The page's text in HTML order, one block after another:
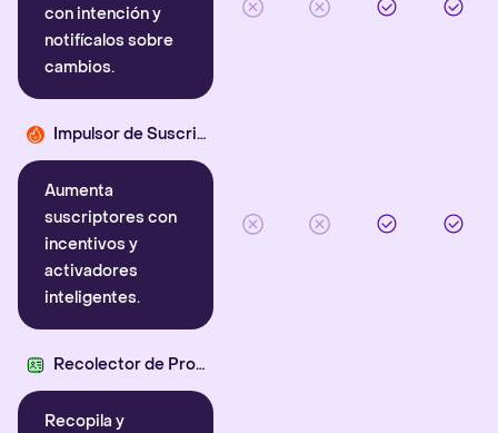
con intención y
notifícalos sobre
cambios.
Impulsor de Suscriptores
Aumenta
suscriptores con
incentivos y
activadores
inteligentes.
Recolector de Propiedades
Recopila y